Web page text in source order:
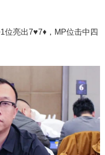
位亮出7♥️7♦️，MP位击中四